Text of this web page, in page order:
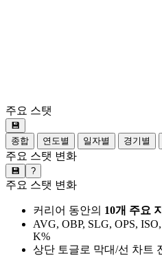
주요 스탯
💾
종합
연도별 일자별 경기별
주요 스탯 변화
💾 ?
주요 스탯 변화
커리어 동안의 10개 주요
AVG, OBP, SLG, OPS,
K%
상단 토글로 막대/선 차트